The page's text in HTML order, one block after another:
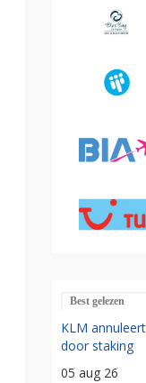
Best gelezen
KLM
door staking
05 aug 26